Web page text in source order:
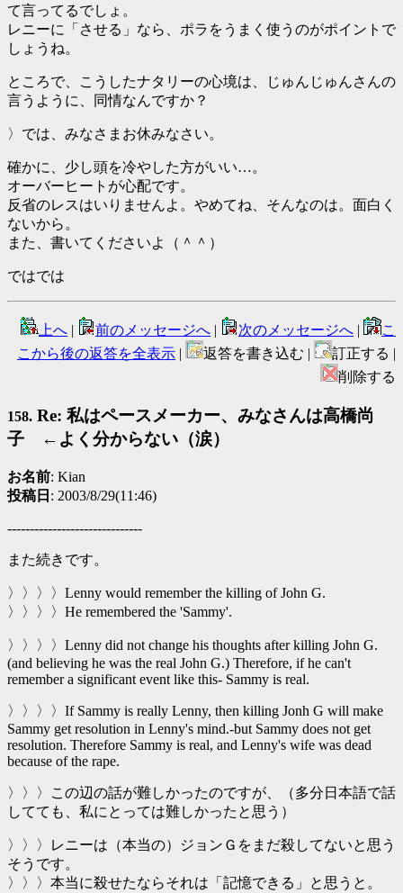
て言ってるでしょ。
レニーに「させる」なら、ポラをうまく使うのがポイントで
しょうね。
ところで、こうしたナタリーの心境は、じゅんじゅんさんの
言うように、同情なんですか？
〉では、みなさまお休みなさい。
確かに、少し頭を冷やした方がいい…。
オーバーヒートが心配です。
反省のレスはいりませんよ。やめてね、そんなのは。面白く
ないから。
また、書いてくださいよ（＾＾）
ではでは
上へ | 前のメッセージへ | 次のメッセージへ |
こ
こから後の返答を全表示 | 返答を書き込む |
訂正する |
削除する
158. Re: 私はペースメーカー、みなさんは高橋尚
子 ←よく分からない（涙）
お名前: Kian
投稿日 : 2003/8/29(11:46)
------------------------------
また続きです。
〉〉〉〉Lenny would remember the killing of John G.
〉〉〉〉He remembered the 'Sammy'.
〉〉〉〉Lenny did not change his thoughts after killing John G.
(and believing he was the real John G.) Therefore, if he can't
remember a significant event like this- Sammy is real.
〉〉〉〉If Sammy is really Lenny, then killing Jonh G will make
Sammy get resolution in Lenny's mind.-but Sammy does not get
resolution. Therefore Sammy is real, and Lenny's wife was dead
because of the rape.
〉〉〉この辺の話が難しかったのですが、（多分日本語で話
してても、私にとっては難しかったと思う）
〉〉〉レニーは（本当の）ジョンＧをまだ殺してないと思う
そうです。
〉〉〉本当に殺せたならそれは「記憶できる」と思うと。